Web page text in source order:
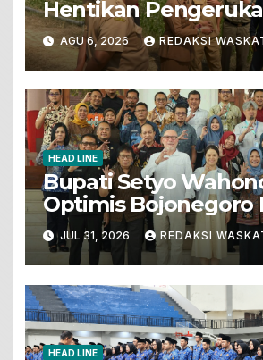
Hentikan
Penjualan Tanah
Pertanian
AGU 6, 2026 REDAKSI
HEAD LINE
Bupati Setyo
Optimis Bojonegoro
Unesco Global
JUL 31, 2026 REDAKSI
HEAD LINE